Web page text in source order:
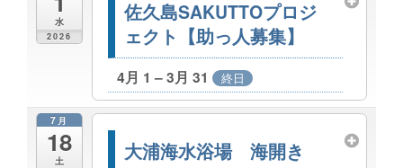
水
2026
佐久島SAKUTTOプロジ
ェクト【助っ人募集】
4月 1 – 3月 31 終日
7月
18
土 大浦海水浴場 海開き